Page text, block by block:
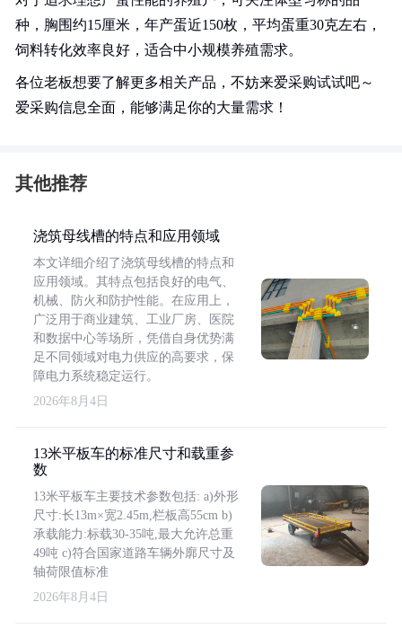
种，胸围约15厘米，年产蛋近150枚，平均蛋重30克左右，
饲料转化效率良好，适合中小规模养殖需求。
各位老板想要了解更多相关产品，不妨来爱采购试试吧～
爱采购信息全面，能够满足你的大量需求！
其他推荐
浇筑母线槽的特点和应用领域
本文详细介绍了浇筑母线槽的特点和
应用领域。其特点包括良好的电气、
机械、防火和防护性能。在应用上，
广泛用于商业建筑、工业厂房、医院
和数据中心等场所，凭借自身优势满
足不同领域对电力供应的高要求，保
障电力系统稳定运行。
2026年8月4日
13米平板车的标准尺寸和载重参
数
13米平板车主要技术参数包括: a)外形
尺寸:长13m×宽2.45m,栏板高55cm b)
承载能力:标载30-35吨,最大允许总重
49吨 c)符合国家道路车辆外廓尺寸及
轴荷限值标准
2026年8月4日